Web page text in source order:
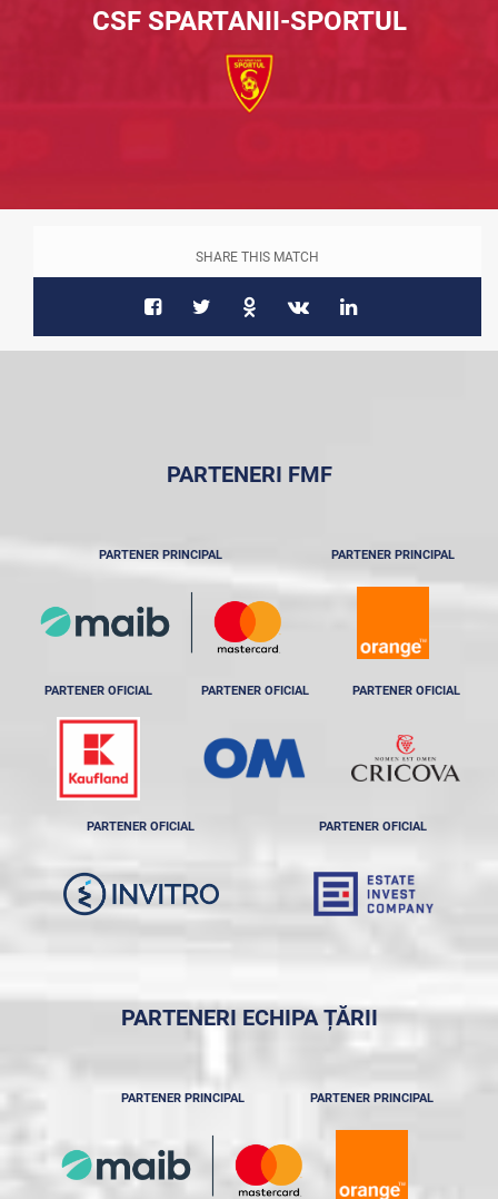
CSF SPARTANII-SPORTUL
SHARE THIS MATCH
PARTENERI FMF
PARTENER PRINCIPAL PARTENER PRINCIPAL
PARTENER OFICIAL PARTENER OFICIAL PARTENER OFICIAL
PARTENER OFICIAL PARTENER OFICIAL
PARTENERI ECHIPA ȚĂRII
PARTENER PRINCIPAL PARTENER PRINCIPAL